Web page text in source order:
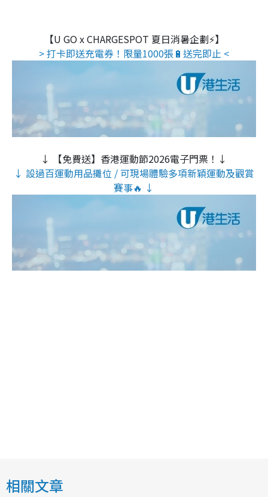
【U GO x CHARGESPOT 夏日消暑企劃⚡】
> 打卡即送充電券！限量1000張🔋送完即止 <
↓ 【免費送】香港運動節2026電子門票！↓
↓ 設過百運動用品攤位 / 可現場體驗多項新穎運動及觀賞
賽事🔥 ↓
相關文章